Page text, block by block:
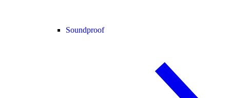
Soundproof